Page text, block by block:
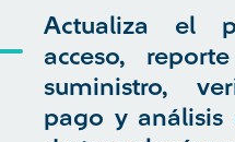
Actualiza el
acceso,
suministro,
pago y